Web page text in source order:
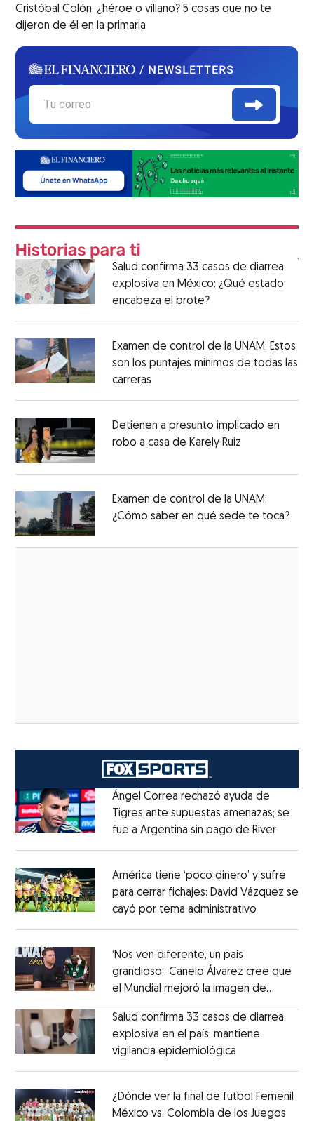
Cristóbal Colón, ¿héroe o villano? 5 cosas que no te
dijeron de él en la primaria
Salud confirma 33 casos de diarrea
explosiva en México: ¿Qué estado
encabeza el brote?
Examen de control de la UNAM: Estos
son los puntajes mínimos de todas las
carreras
Detienen a presunto implicado en
robo a casa de Karely Ruiz
Examen de control de la UNAM:
¿Cómo saber en qué sede te toca?
Ángel Correa rechazó ayuda de
Tigres ante supuestas amenazas; se
fue a Argentina sin pago de RiverOpens
América tiene ‘poco dinero’ y sufre
para cerrar fichajes: David Vázquez se
cayó por tema administrativo
‘Nos ven diferente, un país
grandioso’: Canelo Álvarez cree que
el Mundial mejoró la imagen de
Salud confirma 33 casos de diarrea
explosiva en el país; mantiene
vigilancia epidemiológica
¿Dónde ver la final de futbol Femenil
México vs. Colombia de los Juegos